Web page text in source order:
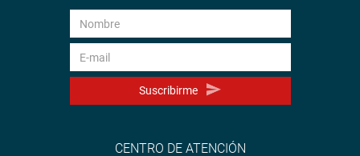
Suscribirme
CENTRO DE ATENCIÓN